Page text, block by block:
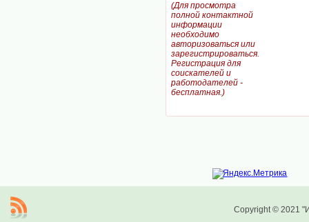
(Для просмотра
полной контактной
информации
необходимо
авторизоваться или
зарегистрироваться.
Регистрация для
соискателей и
работодателей -
бесплатная.)
Copyright © 2021